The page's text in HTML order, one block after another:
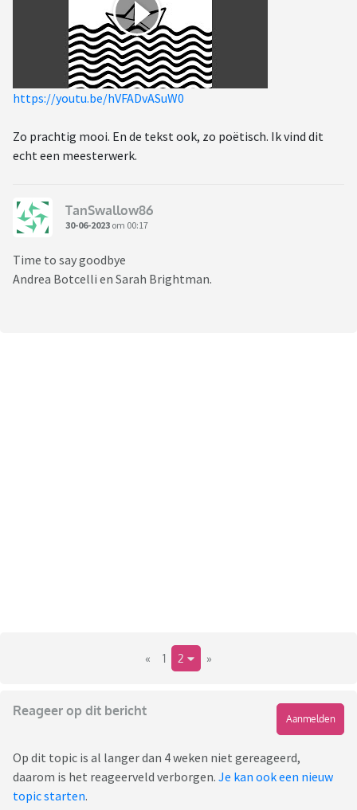
https://youtu.be/hVFADvASuW0
Zo prachtig mooi. En de tekst ook, zo poëtisch. Ik vind dit
echt een meesterwerk.
TanSwallow86
30-06-2023 om 00:17
Time to say goodbye
Andrea Botcelli en Sarah Brightman.
« 1 2 »
Reageer op dit bericht
Aanmelden
Op dit topic is al langer dan 4 weken niet gereageerd,
daarom is het reageerveld verborgen. Je kan ook een nieuw
topic starten.